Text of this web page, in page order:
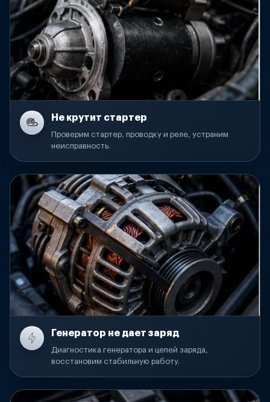
Не крутит стартер
Проверим стартер, проводку и реле, устраним
неисправность.
Генератор не дает заряд
Диагностика генератора и цепей заряда,
восстановим стабильную работу.